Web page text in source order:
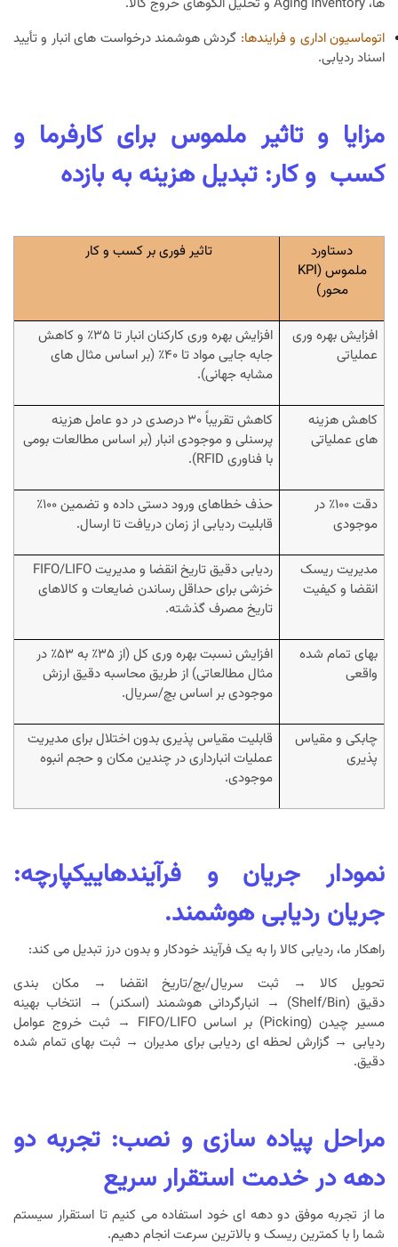
اتوماسیون اداری و فرایندها: گردش هوشمند درخواست های انبار و تأیید
اسناد ردیابی.
مزایا و تاثیر ملموس برای کارفرما و
کسب و کار: تبدیل هزینه به بازده
دستاورد
ملموس (KPI
محور)
تاثیر فوری بر کسب و کار
افزایش بهره وری
عملیاتی
افزایش بهره وری کارکنان انبار تا ۳۵٪ و کاهش
جابه جایی مواد تا ۴۰٪ (بر اساس مثال های
مشابه جهانی).
کاهش هزینه
های عملیاتی
کاهش تقریباً ۳۰ درصدی در دو عامل هزینه
پرسنلی و موجودی انبار (بر اساس مطالعات بومی
با فناوری RFID).
دقت ۱۰۰٪ در
موجودی
حذف خطاهای ورود دستی داده و تضمین ۱۰۰٪
قابلیت ردیابی از زمان دریافت تا ارسال.
مدیریت ریسک
انقضا و کیفیت
ردیابی دقیق تاریخ انقضا و مدیریت FIFO/LIFO
خزشی برای حداقل رساندن ضایعات و کالاهای
تاریخ مصرف گذشته.
بهای تمام شده
واقعی
افزایش نسبت بهره وری کل (از ۳۵٪ به ۵۳٪ در
مثال مطالعاتی) از طریق محاسبه دقیق ارزش
موجودی بر اساس بچ/سریال.
چابکی و مقیاس
پذیری
قابلیت مقیاس پذیری بدون اختلال برای مدیریت
عملیات انبارداری در چندین مکان و حجم انبوه
موجودی.
نمودار جریان و فرآیندهاییکپارچه:
جریان ردیابی هوشمند.
راهکار ما، ردیابی کالا را به یک فرآیند خودکار و بدون درز تبدیل می کند:
تحویل کالا → ثبت سریال/بچ/تاریخ انقضا → مکان بندی
دقیق (Shelf/Bin) → انبارگردانی هوشمند (اسکنر) → انتخاب بهینه
مسیر چیدن (Picking) بر اساس FIFO/LIFO → ثبت خروج عوامل
ردیابی → گزارش لحظه ای ردیابی برای مدیران → ثبت بهای تمام شده
دقیق.
مراحل پیاده سازی و نصب: تجربه دو
دهه در خدمت استقرار سریع
ما از تجربه موفق دو دهه ای خود استفاده می کنیم تا استقرار سیستم
شما را با کمترین ریسک و بالاترین سرعت انجام دهیم.